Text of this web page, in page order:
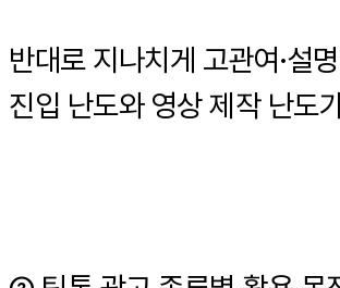
반대로 지나치게 고관여·설
진입 난도와 영상 제작 난도